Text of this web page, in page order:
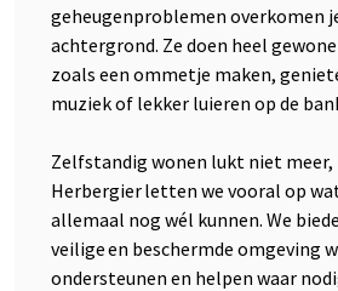
geheugenproblemen overkomen
achtergrond. Ze doen heel
zoals een ommetje maken,
muziek of lekker luieren op de
Zelfstandig wonen lukt niet meer,
Herbergier letten we vooral op
allemaal nog wél kunnen. We
veilige en beschermde omgeving
ondersteunen en helpen waar